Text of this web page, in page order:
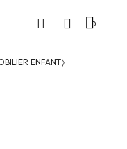
ENFANT